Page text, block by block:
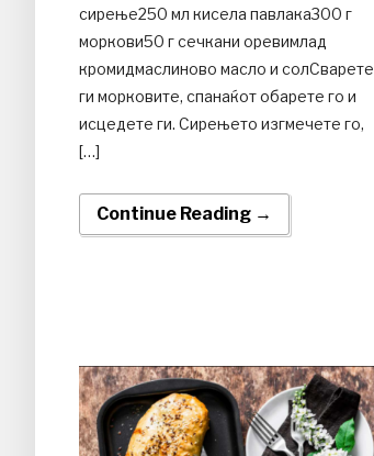
сирење250 мл кисела павлака300 г
моркови50 г сечкани оревимлад
кромидмаслиново масло и солСварете
ги морковите, спанаќот обарете го и
исцедете ги. Сирењето изгмечете го,
[…]
Continue Reading →